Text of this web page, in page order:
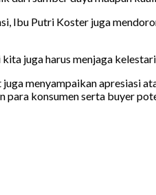
Ibu Putri Koster juga
juga harus menjaga
menyampaikan apresiasi
konsumen serta buyer